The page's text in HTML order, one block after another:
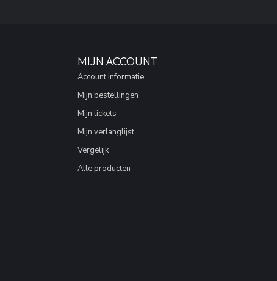
MIJN ACCOUNT
Account informatie
Mijn bestellingen
Mijn tickets
Mijn verlanglijst
Vergelijk
Alle producten